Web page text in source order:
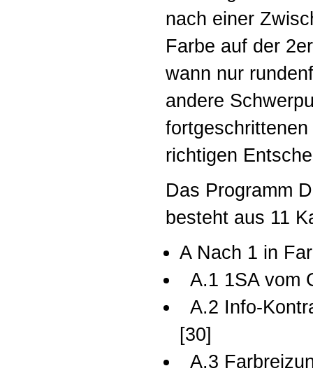
nach einer
Farbe auf der
wann nur
andere
richtigen
Das Programm
besteht aus 11
A Nach 1 in
A.1 1SA vom
A.2 Info-
[30]
A.3